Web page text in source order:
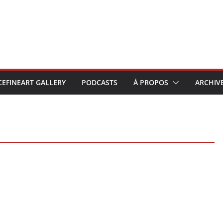
GALLERY PODCASTS À PROPOS